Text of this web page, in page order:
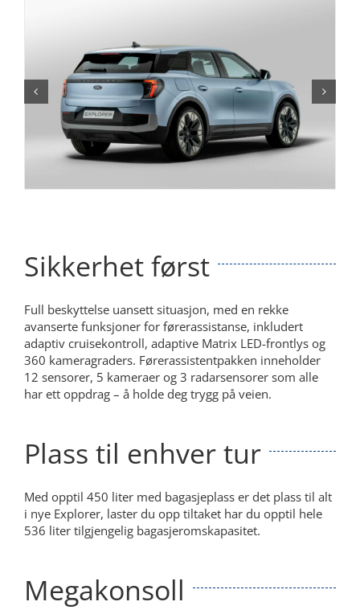
Sikkerhet først
Full beskyttelse uansett situasjon, med en rekke
avanserte funksjoner for førerassistanse, inkludert
adaptiv cruisekontroll, adaptive Matrix LED-frontlys og
360 kameragraders. Førerassistentpakken inneholder
12 sensorer, 5 kameraer og 3 radarsensorer som alle
har ett oppdrag – å holde deg trygg på veien.
Plass til enhver tur
Med opptil 450 liter med bagasjeplass er det plass til alt
i nye Explorer, laster du opp tiltaket har du opptil hele
536 liter tilgjengelig bagasjeromskapasitet.
Megakonsoll